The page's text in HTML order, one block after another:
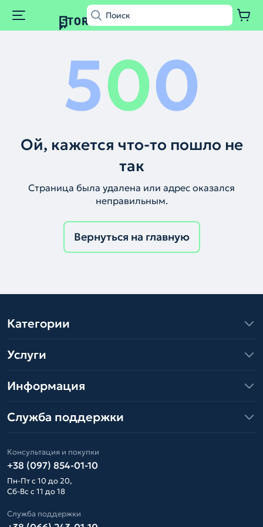
500
Ой, кажется что-то пошло не
так
Страница была удалена или адрес оказался
неправильным.
Вернуться на главную
Категории
Услуги
Информация
Служба поддержки
Консультация и покупки
+38 (097) 854-01-10
Пн-Пт с 10 до 20,
Сб-Вс с 11 до 18
Служба поддержки